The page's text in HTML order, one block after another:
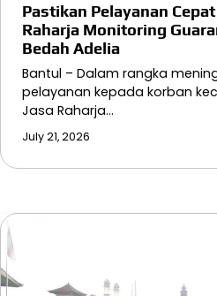
Pastikan Pelayanan
Raharja Monitoring
Bedah Adelia
Bantul – Dalam rangka
pelayanan kepada korban
Jasa Raharja…
July 21, 2026